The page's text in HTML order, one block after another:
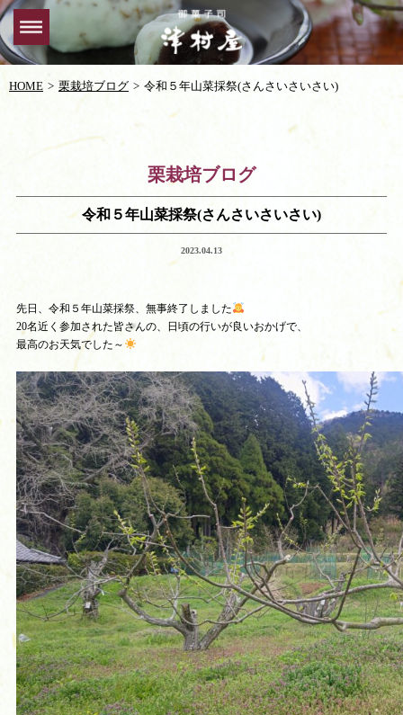
HOME 栗栽培ブログ 令和５年山菜採祭(さんさいさいさい)
栗栽培ブログ
令和５年山菜採祭(さんさいさいさい)
2023.04.13
先日、令和５年山菜採祭、無事終了しました
20名近く参加された皆さんの、日頃の行いが良いおかげで、
最高のお天気でした～